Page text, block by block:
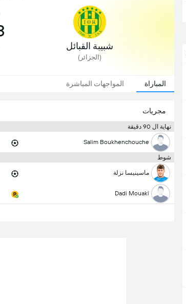
شبيبة القبائل
(الجزائر)
المباراة المواجهات المباشرة
مجريات
نهاية ال 90 دقيقة
Salim Boukhenchouche
شوط
ماسينيسا نزلة
Dadi Mouaki